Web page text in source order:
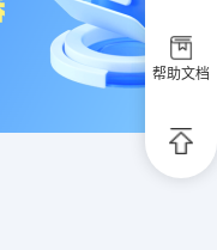
帮助文档